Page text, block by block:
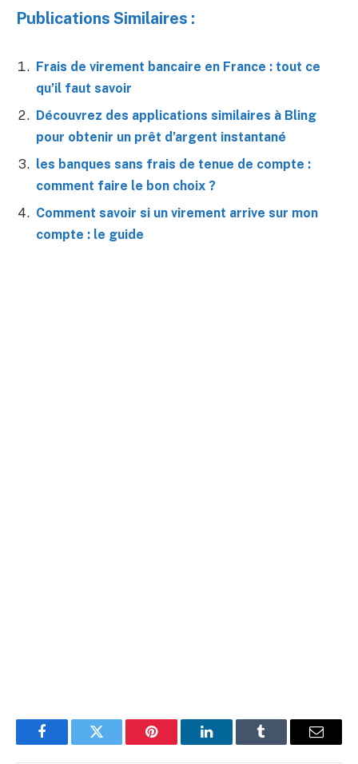
Publications Similaires :
Frais de virement bancaire en France : tout ce
qu’il faut savoir
Découvrez des applications similaires à Bling
pour obtenir un prêt d’argent instantané
les banques sans frais de tenue de compte :
comment faire le bon choix ?
Comment savoir si un virement arrive sur mon
compte : le guide
FacebookTwitter Pinterest LinkedInTumblr
E-